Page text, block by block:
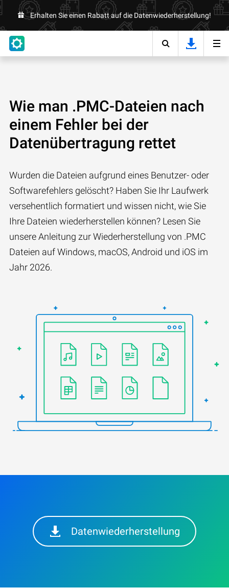
Erhalten Sie einen Rabatt auf die Datenwiederherstellung!
Wie man .PMC-Dateien nach
einem Fehler bei der
Datenübertragung rettet
Wurden die Dateien aufgrund eines Benutzer- oder
Softwarefehlers gelöscht? Haben Sie Ihr Laufwerk
versehentlich formatiert und wissen nicht, wie Sie
Ihre Dateien wiederherstellen können? Lesen Sie
unsere Anleitung zur Wiederherstellung von .PMC
Dateien auf Windows, macOS, Android und iOS im
Jahr 2026.
Datenwiederherstellung